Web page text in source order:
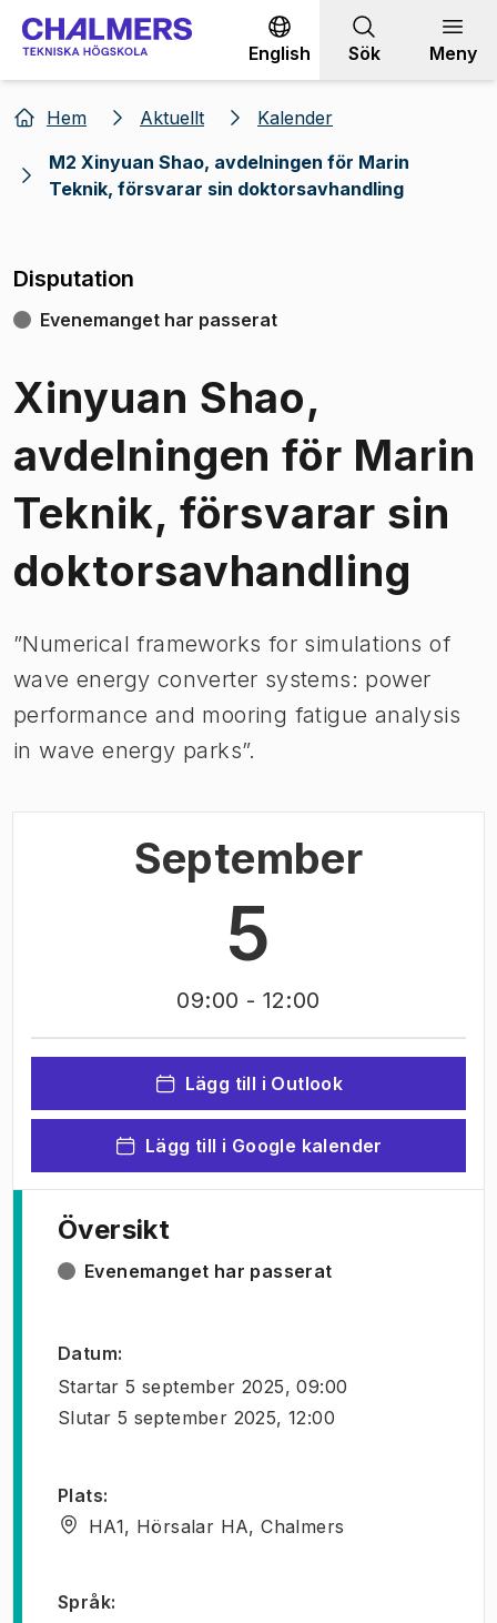
Gå till innehållet
English Sök Meny
Hem Aktuellt
Kalender
M2 Xinyuan Shao, avdelningen för Marin
Teknik, försvarar sin doktorsavhandling
Disputation
Evenemanget har passerat
Xinyuan Shao,
avdelningen för Marin
Teknik, försvarar sin
doktorsavhandling
”Numerical frameworks for simulations of
wave energy converter systems: power
performance and mooring fatigue analysis
in wave energy parks”.
September
5
09:00 - 12:00
Lägg till i Outlook
Lägg till i Google kalender
Översikt
Evenemanget har passerat
Datum:
Startar 5 september 2025, 09:00
Slutar 5 september 2025, 12:00
Plats:
HA1, Hörsalar HA, Chalmers
Språk: